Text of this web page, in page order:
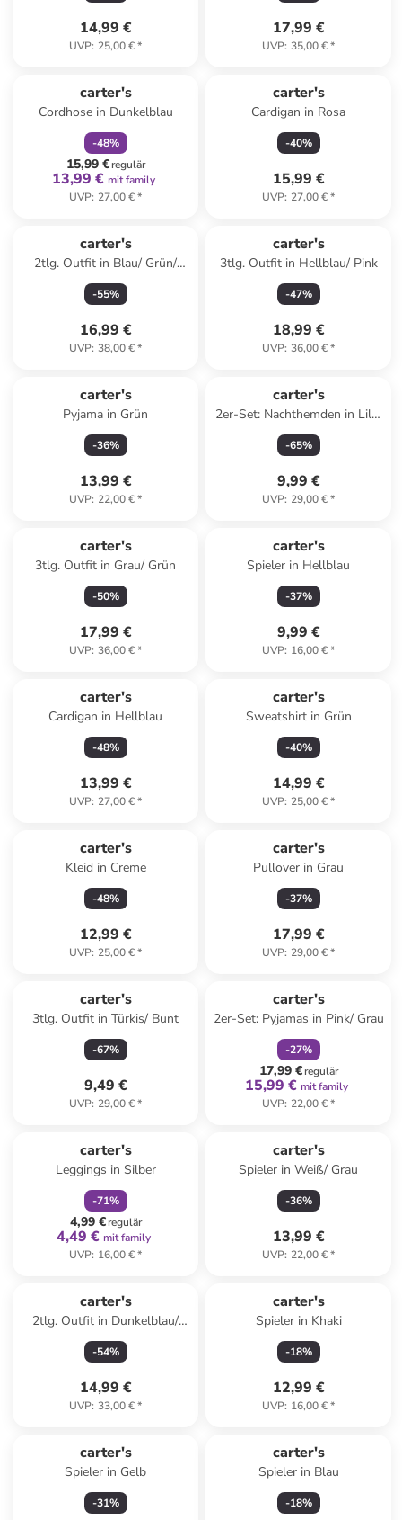
14,99 €
UVP: 25,00 €*
17,99 €
UVP: 35,00 €*
carter's
Cordhose in Dunkelblau
-48%
15,99 €regulär
13,99 € mit family
UVP: 27,00 €*
carter's
Cardigan in Rosa
-40%
15,99 €
UVP: 27,00 €*
carter's
2tlg. Outfit in Blau/ Grün/
Creme
-55%
16,99 €
UVP: 38,00 €*
carter's
3tlg. Outfit in Hellblau/ Pink
-47%
18,99 €
UVP: 36,00 €*
carter's
Pyjama in Grün
-36%
13,99 €
UVP: 22,00 €*
carter's
2er-Set: Nachthemden in Lila/
Grau
-65%
9,99 €
UVP: 29,00 €*
carter's
3tlg. Outfit in Grau/ Grün
-50%
17,99 €
UVP: 36,00 €*
carter's
Spieler in Hellblau
-37%
9,99 €
UVP: 16,00 €*
carter's
Cardigan in Hellblau
-48%
13,99 €
UVP: 27,00 €*
carter's
Sweatshirt in Grün
-40%
14,99 €
UVP: 25,00 €*
carter's
Kleid in Creme
-48%
12,99 €
UVP: 25,00 €*
carter's
Pullover in Grau
-37%
17,99 €
UVP: 29,00 €*
carter's
3tlg. Outfit in Türkis/ Bunt
-67%
9,49 €
UVP: 29,00 €*
carter's
2er-Set: Pyjamas in Pink/ Grau
-27%
17,99 €regulär
15,99 € mit family
UVP: 22,00 €*
carter's
Leggings in Silber
-71%
4,99 €regulär
4,49 € mit family
UVP: 16,00 €*
carter's
Spieler in Weiß/ Grau
-36%
13,99 €
UVP: 22,00 €*
carter's
2tlg. Outfit in Dunkelblau/
Grau
-54%
14,99 €
UVP: 33,00 €*
carter's
Spieler in Khaki
-18%
12,99 €
UVP: 16,00 €*
carter's
Spieler in Gelb
-31%
carter's
Spieler in Blau
-18%